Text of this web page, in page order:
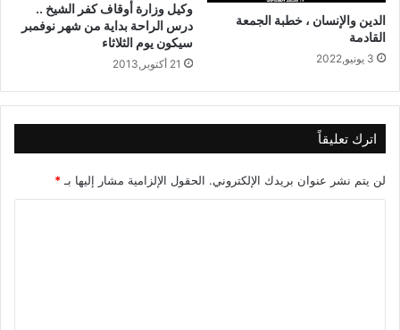
من متعب والسعيد.
وضح تأثر الفريقين بدنيا في الدقائق العشرة الأخيرة، وانحسر اللعب
وشارك مصطفى فتحي بدلا من أيمن حفني في الدقيقة 89.
واحتسب حكم اللقاء 5 دقائق كوقت بدل من ضائع، ولكن انتهت
المباراة على حالها بالتعادل 1-1.
الدين والإنسان ، خطبة الجمعة
القادمة
3 يونيو,2022
وكيل وزارة أوقاف كفر الشيخ ..
درس الراحة بداية من شهر نوفمبر
سيكون يوم الثلاثاء
21 أكتوبر,2013
اترك تعليقاً
لن يتم نشر عنوان بريدك الإلكتروني. الحقول الإلزامية مشار إليها بـ*